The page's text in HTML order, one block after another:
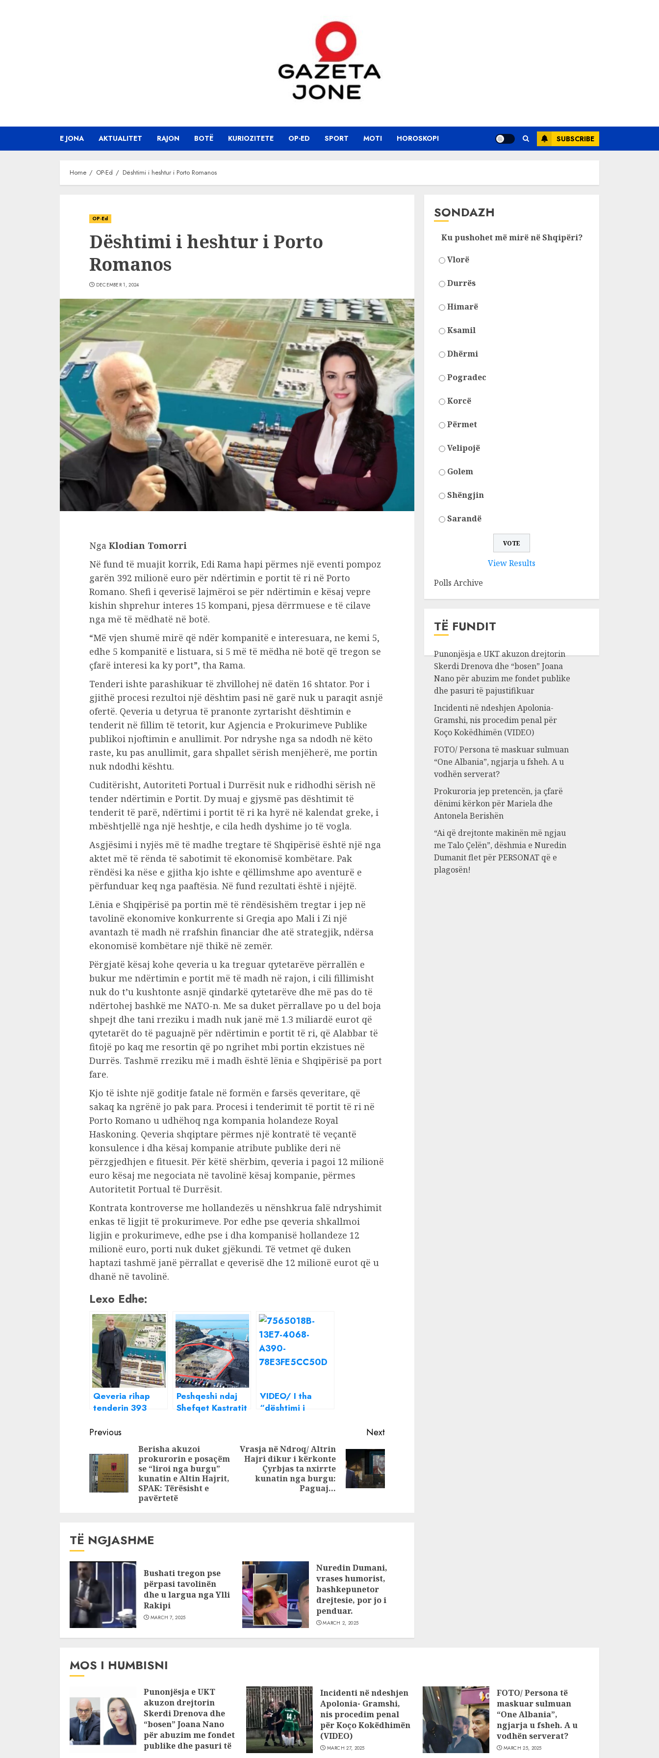
E JONA AKTUALITET RAJON BOTË KURIOZITETE OP-ED SPORT MOTI HOROSKOPI SUBSCRIBE
Home OP-Ed Dështimi i heshtur i Porto Romanos
OP-Ed
Dështimi i heshtur i Porto
Romanos
DECEMBER 1, 2024
Nga Klodian Tomorri
Në fund të muajit korrik, Edi Rama hapi përmes një eventi pompoz
garën 392 milionë euro për ndërtimin e portit të ri në Porto
Romano. Shefi i qeverisë lajmëroi se për ndërtimin e kësaj vepre
kishin shprehur interes 15 kompani, pjesa dërrmuese e të cilave
nga më të mëdhatë në botë.
“Më vjen shumë mirë që ndër kompanitë e interesuara, ne kemi 5,
edhe 5 kompanitë e listuara, si 5 më të mëdha në botë që tregon se
çfarë interesi ka ky port”, tha Rama.
Tenderi ishte parashikuar të zhvillohej në datën 16 shtator. Por i
gjithë procesi rezultoi një dështim pasi në garë nuk u paraqit asnjë
ofertë. Qeveria u detyrua të pranonte zyrtarisht dështimin e
tenderit në fillim të tetorit, kur Agjencia e Prokurimeve Publike
publikoi njoftimin e anullimit. Por ndryshe nga sa ndodh në këto
raste, ku pas anullimit, gara shpallet sërish menjëherë, me portin
nuk ndodhi kështu.
Cuditërisht, Autoriteti Portual i Durrësit nuk e ridhodhi sërish në
tender ndërtimin e Portit. Dy muaj e gjysmë pas dështimit të
tenderit të parë, ndërtimi i portit të ri ka hyrë në kalendat greke, i
mbështjellë nga një heshtje, e cila hedh dyshime jo të vogla.
Asgjësimi i nyjës më të madhe tregtare të Shqipërisë është një nga
aktet më të rënda të sabotimit të ekonomisë kombëtare. Pak
rëndësi ka nëse e gjitha kjo ishte e qëllimshme apo aventurë e
përfunduar keq nga paaftësia. Në fund rezultati është i njëjtë.
Lënia e Shqipërisë pa portin më të rëndësishëm tregtar i jep në
tavolinë ekonomive konkurrente si Greqia apo Mali i Zi një
avantazh të madh në rrafshin financiar dhe atë strategjik, ndërsa
ekonomisë kombëtare një thikë në zemër.
Përgjatë kësaj kohe qeveria u ka treguar qytetarëve përrallën e
bukur me ndërtimin e portit më të madh në rajon, i cili fillimisht
nuk do t’u kushtonte asnjë qindarkë qytetarëve dhe më pas do të
ndërtohej bashkë me NATO-n. Me sa duket përrallave po u del boja
shpejt dhe tani rreziku i madh nuk janë më 1.3 miliardë eurot që
qytetarët do të paguajnë për ndërtimin e portit të ri, që Alabbar të
fitojë po kaq me resortin që po ngrihet mbi portin ekzistues në
Durrës. Tashmë rreziku më i madh është lënia e Shqipërisë pa port
fare.
Kjo të ishte një goditje fatale në formën e farsës qeveritare, që
sakaq ka ngrënë jo pak para. Procesi i tenderimit të portit të ri në
Porto Romano u udhëhoq nga kompania holandeze Royal
Haskoning. Qeveria shqiptare përmes një kontratë të veçantë
konsulence i dha kësaj kompanie atribute publike deri në
përzgjedhjen e fituesit. Për këtë shërbim, qeveria i pagoi 12 milionë
euro kësaj me negociata në tavolinë kësaj kompanie, përmes
Autoritetit Portual të Durrësit.
Kontrata kontroverse me hollandezës u nënshkrua falë ndryshimit
enkas të ligjit të prokurimeve. Por edhe pse qeveria shkallmoi
ligjin e prokurimeve, edhe pse i dha kompanisë hollandeze 12
milionë euro, porti nuk duket gjëkundi. Të vetmet që duken
haptazi tashmë janë përrallat e qeverisë dhe 12 milionë eurot që u
dhanë në tavolinë.
Lexo Edhe:
Qeveria rihap
tenderin 393
portin e Porto
Romanos pas
dështimit të parë
Peshqeshi ndaj
Shefqet Kastratit
mln euro të
shkuara dëm në
Portin e Durrësit,
BE: Do
monitorojmë
lidhjen e Porto
VIDEO/ I tha
“dështimi i
vendin e Shqipes
në “E Diell”,
është kot
Continue
Reading
Previous
Previous
post:
Berisha akuzoi
prokurorin e posaçëm
se “liroi nga burgu”
kunatin e Altin Hajrit,
SPAK: Tërësisht e
pavërtetë
Next
Next
post:
Vrasja në Ndroq/ Altrin
Hajri dikur i kërkonte
Çyrbjas ta nxirrte
kunatin nga burgu:
Paguaj…
TË NGJASHME
Bushati tregon pse
përpasi tavolinën
dhe u largua nga Ylli
Rakipi
MARCH 7, 2025
Nuredin Dumani,
vrases humorist,
bashkepunetor
drejtesie, por jo i
penduar.
MARCH 2, 2025
SONDAZH
Ku pushohet më mirë në Shqipëri?
Vlorë
Durrës
Himarë
Ksamil
Dhërmi
Pogradec
Korcë
Përmet
Velipojë
Golem
Shëngjin
Sarandë
View Results
Polls Archive
TË FUNDIT
Punonjësja e UKT akuzon drejtorin
Skerdi Drenova dhe “bosen” Joana
Nano për abuzim me fondet publike
dhe pasuri të pajustifikuar
Incidenti në ndeshjen Apolonia-
Gramshi, nis procedim penal për
Koço Kokëdhimën (VIDEO)
FOTO/ Persona të maskuar sulmuan
“One Albania”, ngjarja u fsheh. A u
vodhën serverat?
Prokuroria jep pretencën, ja çfarë
dënimi kërkon për Mariela dhe
Antonela Berishën
“Ai që drejtonte makinën më ngjau
me Talo Çelën”, dëshmia e Nuredin
Dumanit flet për PERSONAT që e
plagosën!
MOS I HUMBISNI
Punonjësja e UKT
akuzon drejtorin
Skerdi Drenova dhe
“bosen” Joana Nano
për abuzim me fondet
publike dhe pasuri të
Incidenti në ndeshjen
Apolonia- Gramshi,
nis procedim penal
për Koço Kokëdhimën
(VIDEO)
MARCH 27, 2025
FOTO/ Persona të
maskuar sulmuan
“One Albania”,
ngjarja u fsheh. A u
vodhën serverat?
MARCH 25, 2025